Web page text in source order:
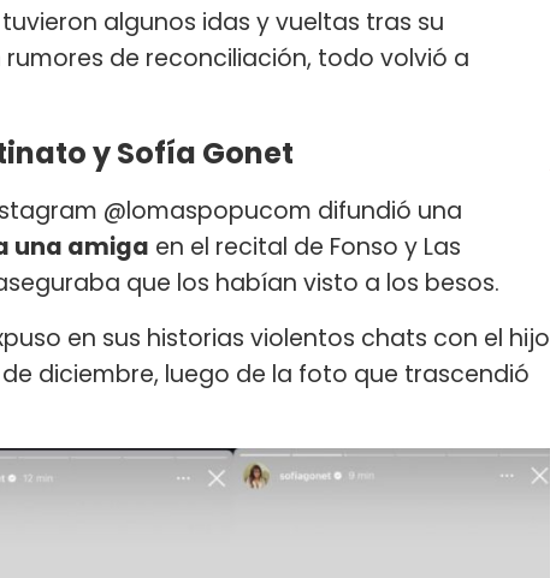
algunos idas y vueltas tras su
de reconciliación, todo volvió a
y Sofía Gonet
@lomaspopucom difundió una
una amiga en el recital de Fonso y Las
que los habían visto a los besos.
en sus historias violentos chats con el hijo
diciembre, luego de la foto que trascendió